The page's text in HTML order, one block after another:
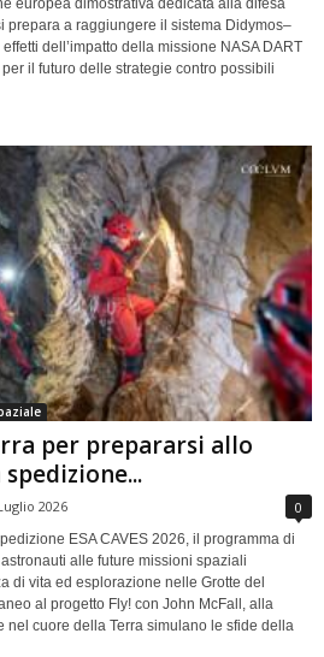
europea dimostrativa dedicata alla difesa
prepara a raggiungere il sistema Didymos–
dell’impatto della missione NASA DART
il futuro delle strategie contro possibili
per prepararsi allo
2026 0
ESA CAVES 2026, il programma di
alle future missioni spaziali
di vita ed esplorazione nelle Grotte del
al progetto Fly! con John McFall, alla
nel cuore della Terra simulano le sfide della